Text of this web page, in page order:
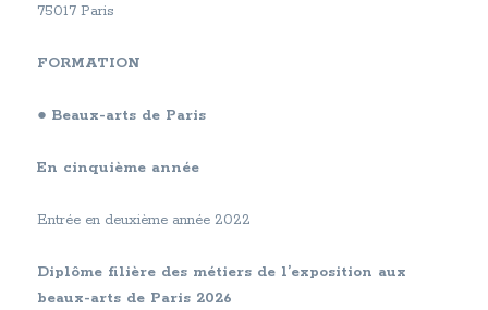
75017 Paris
FORMATION
● Beaux-arts de Paris
En cinquième année
Entrée en deuxième année 2022
Diplôme filière des métiers de l’exposition aux
beaux-arts de Paris 2026